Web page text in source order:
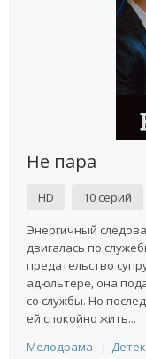
Не пара
HD 10 серий
Энергичный
двигалась по
предательство
адюльтере, она
со службы. Но
ей спокойно жить...
Мелодрама